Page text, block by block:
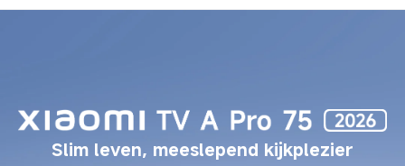
Slim leven, meeslepend kijkplezier